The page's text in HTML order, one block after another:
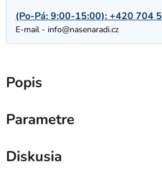
(Po-Pá: 9:00-15:00):+420 704
E-mail - info@nasenaradi.cz
Popis
Parametre
Diskusia